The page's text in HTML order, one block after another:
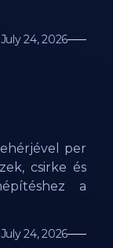
July 24, 2026
per
csirke és
a
July 24, 2026